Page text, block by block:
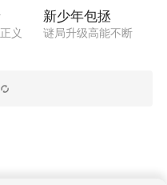
义
新少年包拯
谜局升级高能不断